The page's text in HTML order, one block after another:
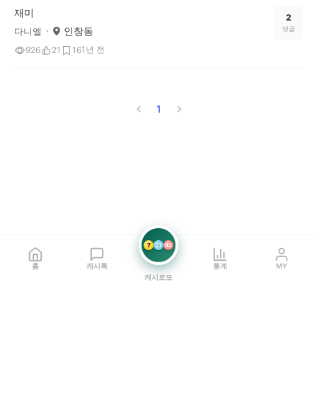
재미
다니엘 인창동
926 21 161년 전
2
댓글
1
홈 캐시톡
7 21 42
캐시로또
통계 MY